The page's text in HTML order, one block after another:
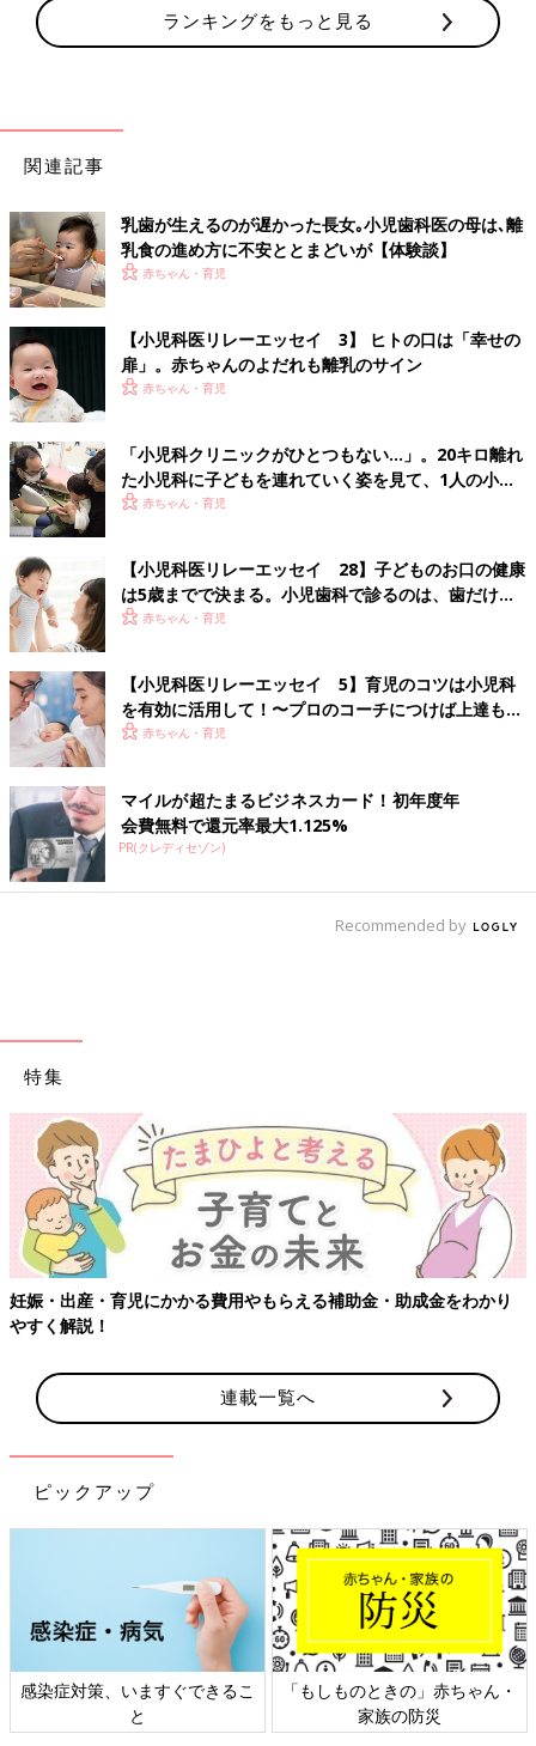
ランキングをもっと見る
関連記事
乳歯が生えるのが遅かった長女｡小児歯科医の母は､離
乳食の進め方に不安ととまどいが【体験談】
赤ちゃん・育児
【小児科医リレーエッセイ 3】 ヒトの口は「幸せの
扉」。赤ちゃんのよだれも離乳のサイン
赤ちゃん・育児
「小児科クリニックがひとつもない…」。20キロ離れ
た小児科に子どもを連れていく姿を見て、1人の小児
科医の決意
赤ちゃん・育児
【小児科医リレーエッセイ 28】子どものお口の健康
は5歳までで決まる。小児歯科で診るのは、歯だけじ
ゃない
赤ちゃん・育児
【小児科医リレーエッセイ 5】育児のコツは小児科
を有効に活用して！〜プロのコーチにつけば上達も早
い～赤ちゃん・育児
マイルが超たまるビジネスカード！初年度年
会費無料で還元率最大1.125%
PR(クレディセゾン)
Recommended by
特集
妊娠・出産・育児にかかる費用やもらえる補助金・助成金をわかり
やすく解説！
連載一覧へ
ピックアップ
感染症対策、いますぐできるこ
と
「もしものときの」赤ちゃん・
家族の防災